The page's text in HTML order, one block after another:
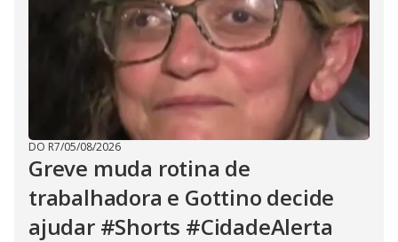
DO R7/05/08/2026
Greve muda rotina de
trabalhadora e Gottino decide
ajudar #Shorts #CidadeAlerta